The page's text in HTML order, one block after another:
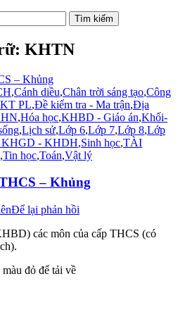
KHTN
,Cánh diều,Chân trời sáng tạo,Công
PL,Đề kiểm tra - Ma trận,Địa
,Hóa học,KHBD - Giáo án,Khối-
,Lịch sử,Lớp 6,Lớp 7,Lớp 8,Lớp
KHGD - KHDH,Sinh học,TÀI
,Tin học,Toán,Vật lý
– Khủng
Để lại phản hồi
các môn của cấp THCS (có
đỏ để tải về